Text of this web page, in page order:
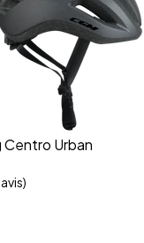
Centro Urban
avis)